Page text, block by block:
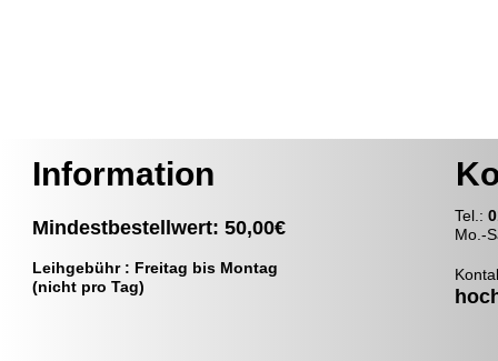
Information
Mindestbestellwert: 50,00€
Leihgebühr : Freitag bis Montag
(nicht pro Tag)
Tel.:
Mo.-